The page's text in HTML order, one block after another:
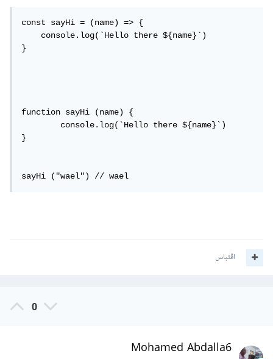
const sayHi = (name) => {
    console.log(`Hello there ${name}`)
}
function sayHi (name) {
	console.log(`Hello there ${name}`)
}
sayHi ("wael") // wael
اقتباس
0
Mohamed Abdalla6